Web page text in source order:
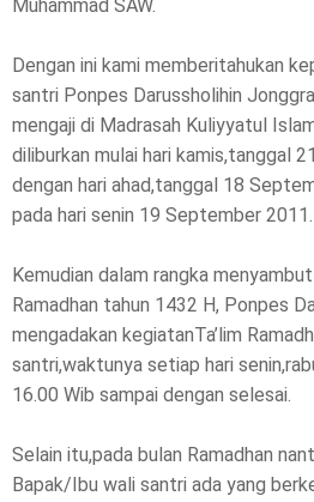
Muhammad SAW.
Dengan ini kami memberitahukan
santri Ponpes Darussholihin
mengaji di Madrasah Kuliyyatul
diliburkan mulai hari kamis,tanggal
dengan hari ahad,tanggal 18
pada hari senin 19 September 2011.
Kemudian dalam rangka
Ramadhan tahun 1432 H, Ponpes
mengadakan kegiatanTa’lim
santri,waktunya setiap hari
16.00 Wib sampai dengan selesai.
Selain itu,pada bulan Ramadhan
Bapak/Ibu wali santri ada yang